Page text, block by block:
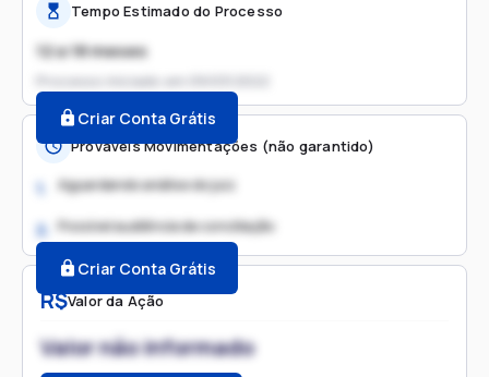
R$Valor da Ação
Valor não informado
Tempo Estimado do Processo
12 a 18 meses
Processo iniciado em
Criar Conta Grátis
Prováveis Movimentações (não garantido)
1. Aguardando análise do juiz
2. Possível audiência de conciliação
Criar Conta Grátis